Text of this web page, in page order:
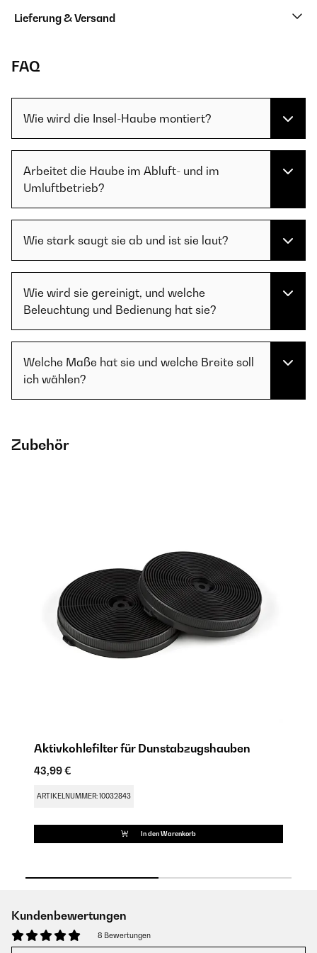
Lieferung & Versand
FAQ
Wie wird die Insel-Haube montiert?
Arbeitet die Haube im Abluft- und im
Umluftbetrieb?
Wie stark saugt sie ab und ist sie laut?
Wie wird sie gereinigt, und welche
Beleuchtung und Bedienung hat sie?
Welche Maße hat sie und welche Breite soll
ich wählen?
Zubehör
Aktivkohlefilter für Dunstabzugshauben
43,99 €
ARTIKELNUMMER: 10032843
In den Warenkorb
Kundenbewertungen
8 Bewertungen